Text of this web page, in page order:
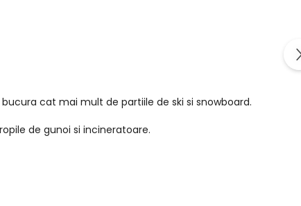
cat mai mult de partiile de ski si snowboard.
de gunoi si incineratoare.